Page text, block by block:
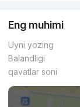
Eng muhimi
Uyni yozing
Balandligi
qavatlar soni